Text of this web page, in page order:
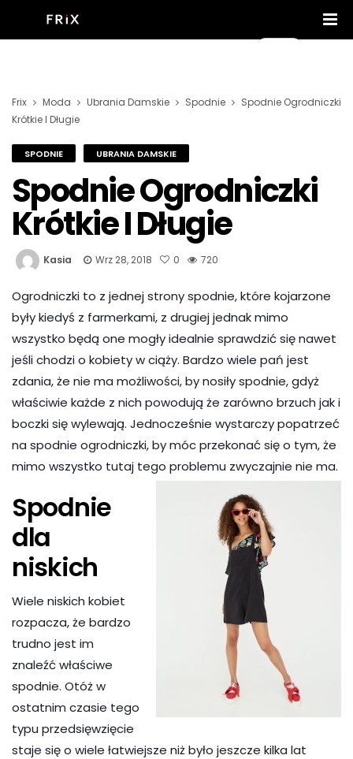
Frix Moda Ubrania Damskie Spodnie
Spodnie Ogrodniczki
Krótkie I Długie
SPODNIE UBRANIA DAMSKIE
Spodnie Ogrodniczki
Krótkie I Długie
Kasia Wrz 28, 2018 0 720
Ogrodniczki to z jednej strony spodnie, które kojarzone
były kiedyś z farmerkami, z drugiej jednak mimo
wszystko będą one mogły idealnie sprawdzić się nawet
jeśli chodzi o kobiety w ciąży. Bardzo wiele pań jest
zdania, że nie ma możliwości, by nosiły spodnie, gdyż
właściwie każde z nich powodują że zarówno brzuch jak i
boczki się wylewają. Jednocześnie wystarczy popatrzeć
na spodnie ogrodniczki, by móc przekonać się o tym, że
mimo wszystko tutaj tego problemu zwyczajnie nie ma.
Spodnie
dla
niskich
Wiele niskich kobiet
rozpacza, że bardzo
trudno jest im
znaleźć właściwe
spodnie. Otóż w
ostatnim czasie tego
typu przedsięwzięcie
staje się o wiele łatwiejsze niż było jeszcze kilka lat